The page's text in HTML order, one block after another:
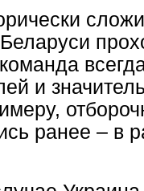
и
ранее – в